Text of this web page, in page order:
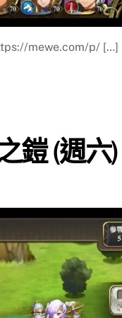
mewe.com/p/ […]
鎧 (週六)